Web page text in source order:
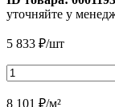
уточняйте у
5 833 ₽/шт
8 101 ₽/м²